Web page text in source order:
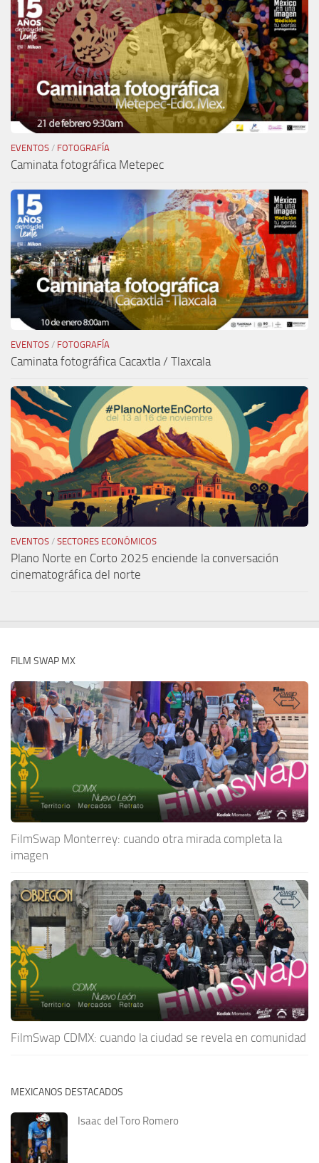
EVENTOS / FOTOGRAFÍA
Caminata fotográfica Metepec
EVENTOS / FOTOGRAFÍA
Caminata fotográfica Cacaxtla / Tlaxcala
EVENTOS / SECTORES ECONÓMICOS
Plano Norte en Corto 2025 enciende la conversación
cinematográfica del norte
FILM SWAP MX
FilmSwap Monterrey: cuando otra mirada completa la
imagen
FilmSwap CDMX: cuando la ciudad se revela en comunidad
MEXICANOS DESTACADOS
Isaac del Toro Romero